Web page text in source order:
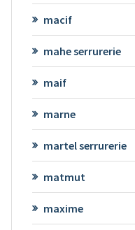
macif
mahe serrurerie
maif
marne
martel serrurerie
matmut
maxime